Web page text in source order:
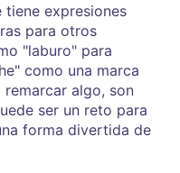
tiene expresiones
para otros
"laburo" para
como una marca
algo, son
ser un reto para
forma divertida de